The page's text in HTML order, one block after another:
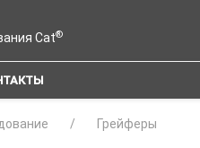
Cat®
Грейферы